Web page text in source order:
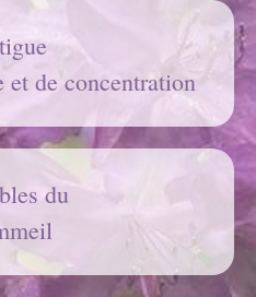
et de concentration
du